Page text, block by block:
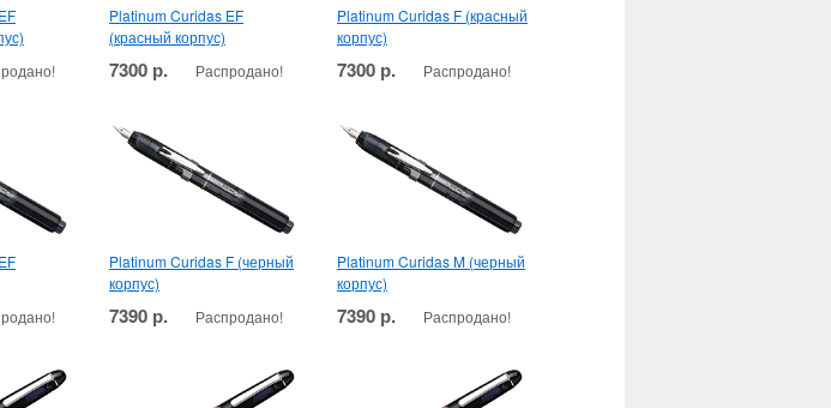
Platinum Curidas EF
(красный корпус)
7300 р. Распродано!
Platinum Curidas F (красный
корпус)
7300 р. Распродано!
Platinum Curidas F (черный
корпус)
7390 р. Распродано!
Platinum Curidas M (черный
корпус)
7390 р. Распродано!